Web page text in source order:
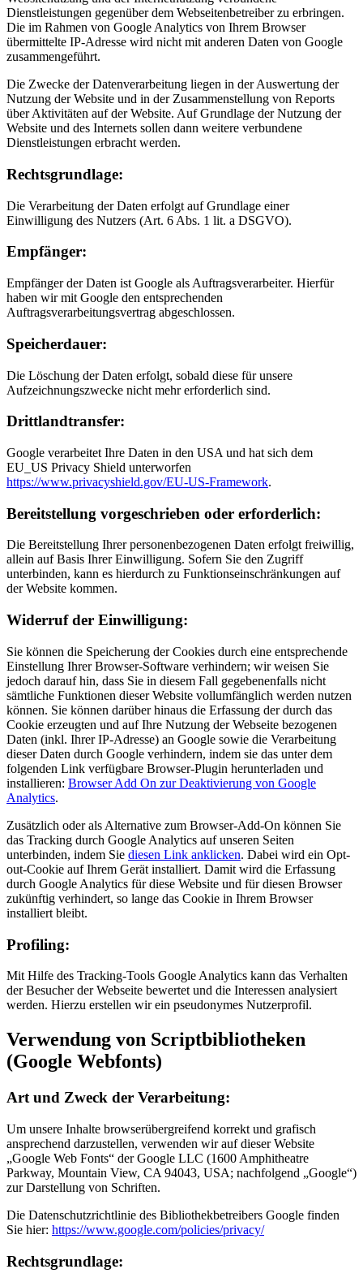
Dienstleistungen gegenüber dem Webseitenbetreiber zu erbringen.
Die im Rahmen von Google Analytics von Ihrem Browser
übermittelte IP-Adresse wird nicht mit anderen Daten von Google
zusammengeführt.
Die Zwecke der Datenverarbeitung liegen in der Auswertung der
Nutzung der Website und in der Zusammenstellung von Reports
über Aktivitäten auf der Website. Auf Grundlage der Nutzung der
Website und des Internets sollen dann weitere verbundene
Dienstleistungen erbracht werden.
Rechtsgrundlage:
Die Verarbeitung der Daten erfolgt auf Grundlage einer
Einwilligung des Nutzers (Art. 6 Abs. 1 lit. a DSGVO).
Empfänger:
Empfänger der Daten ist Google als Auftragsverarbeiter. Hierfür
haben wir mit Google den entsprechenden
Auftragsverarbeitungsvertrag abgeschlossen.
Speicherdauer:
Die Löschung der Daten erfolgt, sobald diese für unsere
Aufzeichnungszwecke nicht mehr erforderlich sind.
Drittlandtransfer:
Google verarbeitet Ihre Daten in den USA und hat sich dem
EU_US Privacy Shield unterworfen
https://www.privacyshield.gov/EU-US-Framework.
Bereitstellung vorgeschrieben oder erforderlich:
Die Bereitstellung Ihrer personenbezogenen Daten erfolgt freiwillig,
allein auf Basis Ihrer Einwilligung. Sofern Sie den Zugriff
unterbinden, kann es hierdurch zu Funktionseinschränkungen auf
der Website kommen.
Widerruf der Einwilligung:
Sie können die Speicherung der Cookies durch eine entsprechende
Einstellung Ihrer Browser-Software verhindern; wir weisen Sie
jedoch darauf hin, dass Sie in diesem Fall gegebenenfalls nicht
sämtliche Funktionen dieser Website vollumfänglich werden nutzen
können. Sie können darüber hinaus die Erfassung der durch das
Cookie erzeugten und auf Ihre Nutzung der Webseite bezogenen
Daten (inkl. Ihrer IP-Adresse) an Google sowie die Verarbeitung
dieser Daten durch Google verhindern, indem sie das unter dem
folgenden Link verfügbare Browser-Plugin herunterladen und
installieren: Browser Add On zur Deaktivierung von Google
Analytics.
Zusätzlich oder als Alternative zum Browser-Add-On können Sie
das Tracking durch Google Analytics auf unseren Seiten
unterbinden, indem Sie diesen Link anklicken. Dabei wird ein Opt-
out-Cookie auf Ihrem Gerät installiert. Damit wird die Erfassung
durch Google Analytics für diese Website und für diesen Browser
zukünftig verhindert, so lange das Cookie in Ihrem Browser
installiert bleibt.
Profiling:
Mit Hilfe des Tracking-Tools Google Analytics kann das Verhalten
der Besucher der Webseite bewertet und die Interessen analysiert
werden. Hierzu erstellen wir ein pseudonymes Nutzerprofil.
Verwendung von Scriptbibliotheken
(Google Webfonts)
Art und Zweck der Verarbeitung:
Um unsere Inhalte browserübergreifend korrekt und grafisch
ansprechend darzustellen, verwenden wir auf dieser Website
„Google Web Fonts“ der Google LLC (1600 Amphitheatre
Parkway, Mountain View, CA 94043, USA; nachfolgend „Google“)
zur Darstellung von Schriften.
Die Datenschutzrichtlinie des Bibliothekbetreibers Google finden
Sie hier: https://www.google.com/policies/privacy/
Rechtsgrundlage: